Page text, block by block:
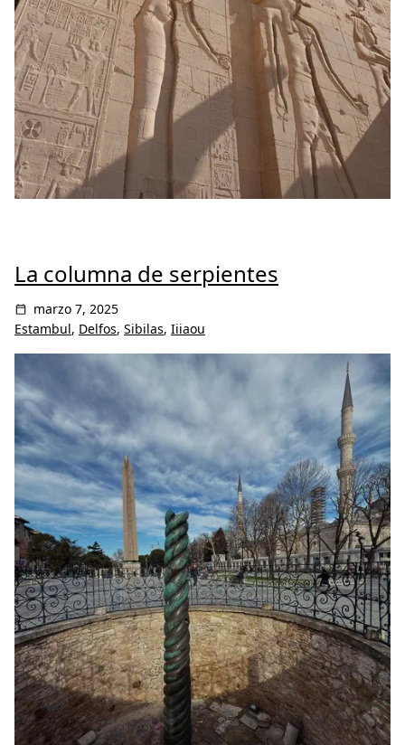
La columna de serpientes
marzo 7, 2025
Estambul, Delfos, Sibilas, Iiiaou